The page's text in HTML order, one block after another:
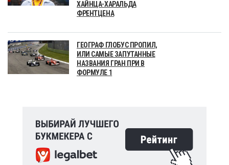
ХАЙНЦА-ХАРАЛЬДА
ФРЕНТЦЕНА
ГЕОГРАФ ГЛОБУС ПРОПИЛ,
ИЛИ САМЫЕ ЗАПУТАННЫЕ
НАЗВАНИЯ ГРАН ПРИ В
ФОРМУЛЕ 1